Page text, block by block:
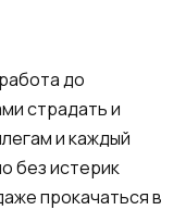
до
страдать и
и каждый
без истерик
прокачаться в